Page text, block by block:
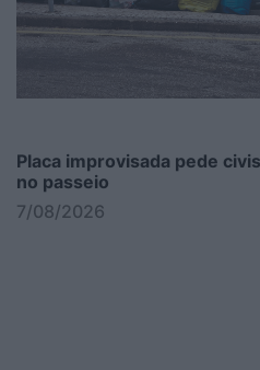
Placa improvisada pede
no passeio
7/08/2026